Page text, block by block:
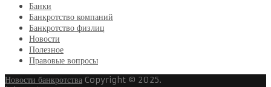
Банки
Банкротство компаний
Банкротство физлиц
Новости
Полезное
Правовые вопросы
Новости банкротства Copyright © 2025.